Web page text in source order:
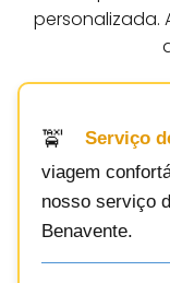
personalizada.
Serviço
viagem
nosso serviço
Benavente.